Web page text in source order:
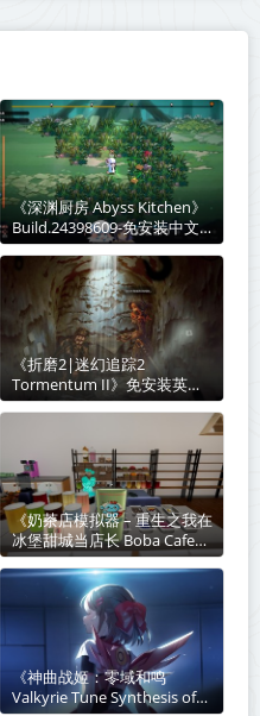
《深渊厨房 Abyss Kitchen》
Build.24398609-免安装中文
版丨中文版网盘下载
《折磨2|迷幻追踪2‌
Tormentum II》免安装英文
版丨中文版网盘下载
《奶茶店模拟器 – 重生之我在
冰堡甜城当店长 Boba Cafe
Simulator》v1.034-免安装中
文版丨中文版网盘下载
《神曲战姬：零域和鸣
Valkyrie Tune Synthesis of